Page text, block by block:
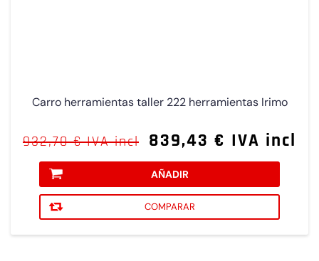
Carro herramientas taller 222 herramientas Irimo
932,70 € IVA incl 839,43 € IVA incl
AÑADIR
COMPARAR